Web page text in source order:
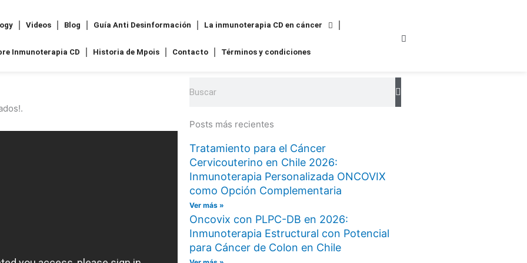
Videos Blog Guía Anti Desinformación La inmunoterapia CD en cáncer
Inmunoterapia CD Historia de Mpois Contacto Términos y condiciones
Posts más recientes
Tratamiento para el Cáncer
Cervicouterino en Chile 2026:
Inmunoterapia Personalizada ONCOVIX
como Opción Complementaria
Ver más »
Oncovix con PLPC-DB en 2026:
Inmunoterapia Estructural con Potencial
para Cáncer de Colon en Chile